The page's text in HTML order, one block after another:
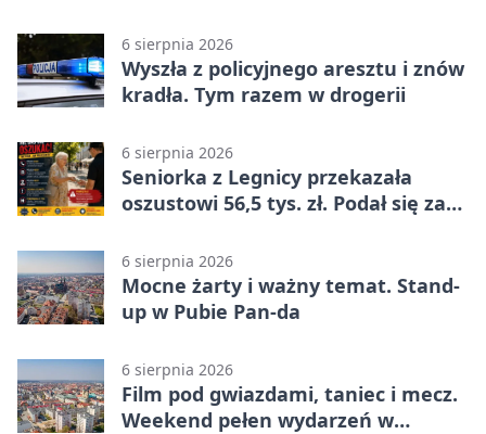
6 sierpnia 2026
Wyszła z policyjnego aresztu i znów
kradła. Tym razem w drogerii
6 sierpnia 2026
Seniorka z Legnicy przekazała
oszustowi 56,5 tys. zł. Podał się za
6 sierpnia 2026
Mocne żarty i ważny temat. Stand-
up w Pubie Pan-da
6 sierpnia 2026
Film pod gwiazdami, taniec i mecz.
Weekend pełen wydarzeń w